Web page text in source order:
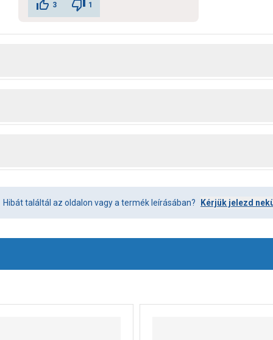
3 1
Hibát találtál az oldalon vagy a termék leírásában? Kérjük jelezd